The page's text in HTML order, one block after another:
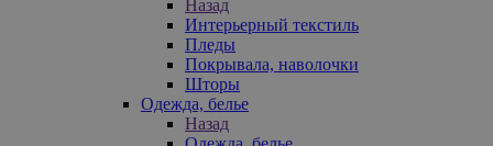
Назад
Интерьерный текстиль
Пледы
Покрывала, наволочки
Шторы
Одежда, белье
Назад